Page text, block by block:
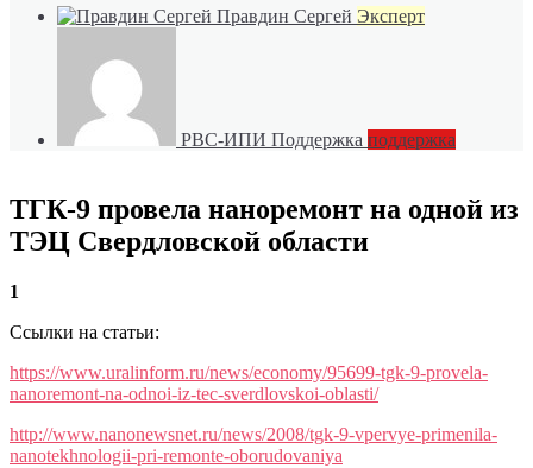
Правдин Сергей Эксперт
РВС-ИПИ Поддержка поддержка
ТГК-9 провела наноремонт на одной из
ТЭЦ Свердловской области
1
Ссылки на статьи:
https://www.uralinform.ru/news/economy/95699-tgk-9-provela-
nanoremont-na-odnoi-iz-tec-sverdlovskoi-oblasti/
http://www.nanonewsnet.ru/news/2008/tgk-9-vpervye-primenila-
nanotekhnologii-pri-remonte-oborudovaniya